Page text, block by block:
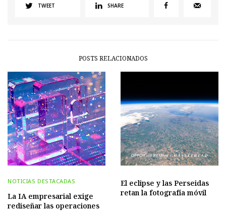
TWEET SHARE
POSTS RELACIONADOS
NOTICIAS DESTACADAS
La IA empresarial exige
rediseñar las operaciones
El eclipse y las Perseidas
retan la fotografía móvil